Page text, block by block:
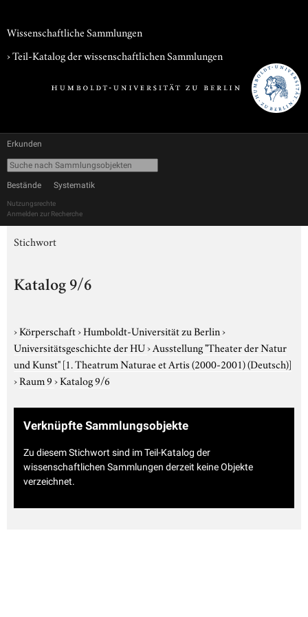
Wissenschaftliche Sammlungen
› Teil-Katalog der wissenschaftlichen Sammlungen
Erkunden
Bestände Systematik
Nutzungsrechte
Anmelden zur Recherche
Stichwort
Katalog 9/6
›Körperschaft›Humboldt-Universität zu Berlin›
Universitätsgeschichte der HU›Ausstellung "Theater der Natur
und Kunst"[1. Theatrum Naturae et Artis (2000-2001) (Deutsch)]
›Raum 9›Katalog 9/6
Verknüpfte Sammlungsobjekte
Zu diesem Stichwort sind im Teil-Katalog der
wissenschaftlichen Sammlungen derzeit keine Objekte
verzeichnet.